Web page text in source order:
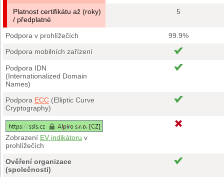
Platnost certifikátu až (roky)
/ předplatné
5
Podpora v prohlížečích
99.9%
Podpora mobilních zařízení
Podpora IDN
(Internationalized Domain
Names)
Podpora ECC (Elliptic Curve
Cryptography)
Zobrazení EV indikátoru v
prohlížečích
Ověření organizace
(společnosti)